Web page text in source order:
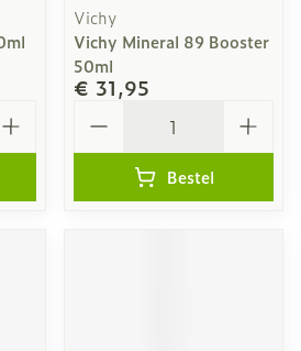
Vichy
Vichy Mineral 89 Booster
50ml
€ 31,95
Bestel